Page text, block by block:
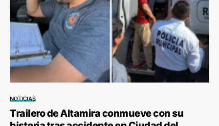
NOTICIAS
Trailero de Altamira conmueve con su